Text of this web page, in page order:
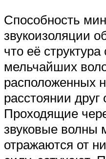
Способность
звукоизоляции
что её структура
мельчайших
расположенных
расстоянии друг
Проходящие
звуковые волны
отражаются от